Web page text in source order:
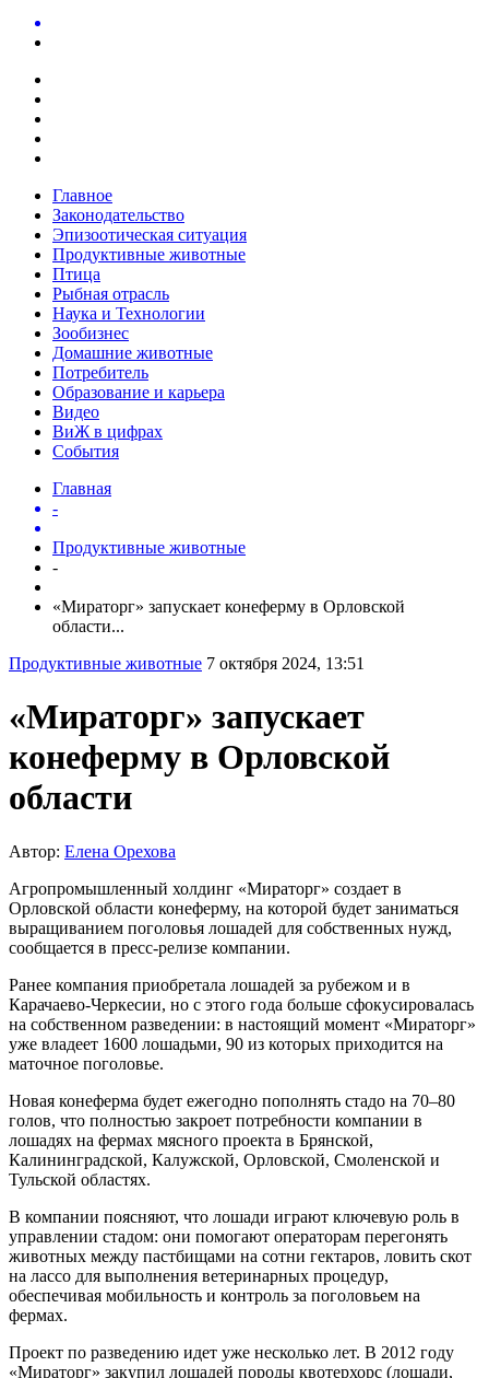
Главное
Законодательство
Эпизоотическая ситуация
Продуктивные животные
Птица
Рыбная отрасль
Наука и Технологии
Зообизнес
Домашние животные
Потребитель
Образование и карьера
Видео
ВиЖ в цифрах
События
Главная
-
Продуктивные животные
-
«Мираторг» запускает конеферму в Орловской
области...
Продуктивные животные 7 октября 2024, 13:51
«Мираторг» запускает
конеферму в Орловской
области
Автор: Елена Орехова
Агропромышленный холдинг «Мираторг» создает в
Орловской области конеферму, на которой будет заниматься
выращиванием поголовья лошадей для собственных нужд,
сообщается в пресс-релизе компании.
Ранее компания приобретала лошадей за рубежом и в
Карачаево-Черкесии, но с этого года больше сфокусировалась
на собственном разведении: в настоящий момент «Мираторг»
уже владеет 1600 лошадьми, 90 из которых приходится на
маточное поголовье.
Новая конеферма будет ежегодно пополнять стадо на 70–80
голов, что полностью закроет потребности компании в
лошадях на фермах мясного проекта в Брянской,
Калининградской, Калужской, Орловской, Смоленской и
Тульской областях.
В компании поясняют, что лошади играют ключевую роль в
управлении стадом: они помогают операторам перегонять
животных между пастбищами на сотни гектаров, ловить скот
на лассо для выполнения ветеринарных процедур,
обеспечивая мобильность и контроль за поголовьем на
фермах.
Проект по разведению идет уже несколько лет. В 2012 году
«Мираторг» закупил лошадей породы квотерхорс (лошади,